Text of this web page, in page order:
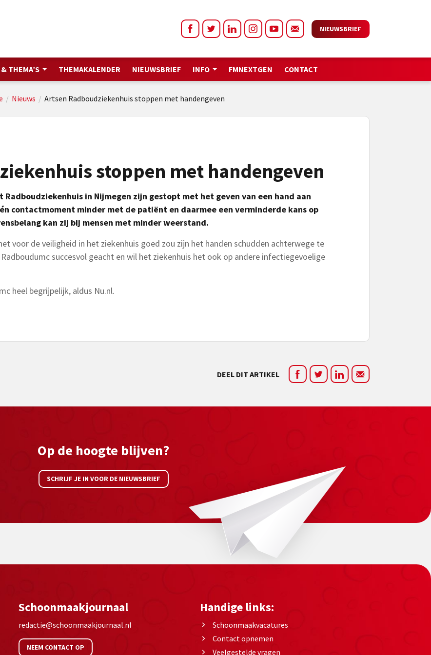
NIEUWSBRIEF
THEMA’S THEMAKALENDER NIEUWSBRIEF INFO FMNEXTGEN CONTACT
/ Nieuws / Artsen Radboudziekenhuis stoppen met handengeven
stoppen met handengeven
in Nijmegen zijn gestopt met het geven van een hand aan
contactmoment minder met de patiënt en daarmee een verminderde kans op
kan zij bij mensen met minder weerstand.
voor de veiligheid in het ziekenhuis goed zou zijn het handen schudden achterwege te
succesvol geacht en wil het ziekenhuis het ook op andere infectiegevoelige
heel begrijpelijk, aldus Nu.nl.
DEEL DIT ARTIKEL
Op de hoogte blijven?
SCHRIJF JE IN VOOR DE NIEUWSBRIEF
Schoonmaakjournaal
redactie@schoonmaakjournaal.nl
NEEM CONTACT OP
Handige links:
Schoonmaakvacatures
Contact opnemen
Veelgestelde vragen